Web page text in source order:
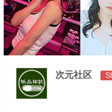
次元社区